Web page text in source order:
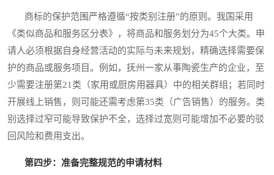
商标的保护范围严格遵循“按类别注册”的原则。我国采用
《类似商品和服务区分表》，将商品和服务划分为45个大类。申
请人必须根据自身经营活动的实际与未来规划，精确选择需要保
护的商品或服务项目。例如，抚州一家从事陶瓷生产的企业，至
少需要注册第21类（家用或厨房用器具）中的相关群组；若同时
开展线上销售，则可能还需考虑第35类（广告销售）的服务。类
别选择过窄可能导致保护不全，选择过宽则可能增加不必要的驳
回风险和费用支出。
第四步：准备完整规范的申请材料